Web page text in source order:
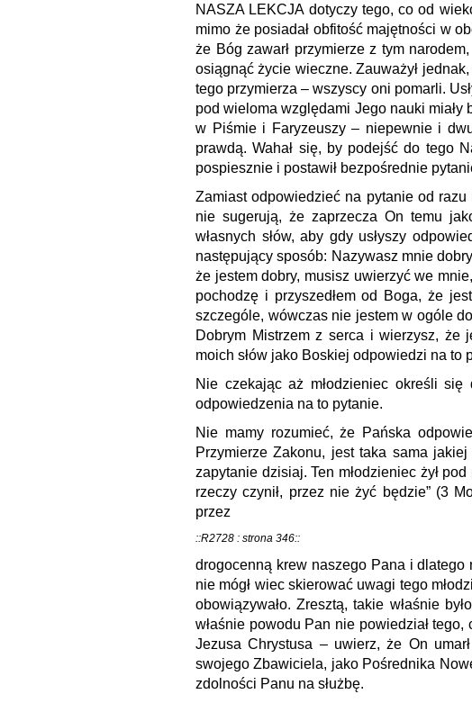
NASZA LEKCJA dotyczy tego, co od
mimo że posiadał obfitość majętności w
że Bóg zawarł przymierze z tym
osiągnąć życie wieczne. Zauważył
tego przymierza – wszyscy oni pomarli.
pod wieloma względami Jego nauki miały
w Piśmie i Faryzeuszy – niepewnie i
prawdą. Wahał się, by podejść do tego
pospiesznie i postawił bezpośrednie
Zamiast odpowiedzieć na pytanie od razu
nie sugerują, że zaprzecza On temu
własnych słów, aby gdy usłyszy
następujący sposób: Nazywasz mnie
że jestem dobry, musisz uwierzyć we
pochodzę i przyszedłem od Boga, że
szczególe, wówczas nie jestem w ogóle
Dobrym Mistrzem z serca i wierzysz, że
moich słów jako Boskiej odpowiedzi na to
Nie czekając aż młodzieniec określi
odpowiedzenia na to pytanie.
Nie mamy rozumieć, że Pańska
Przymierze Zakonu, jest taka sama
zapytanie dzisiaj. Ten młodzieniec żył
rzeczy czynił, przez nie żyć będzie” (3
przez
::R2728 : strona 346::
drogocenną krew naszego Pana i dlatego
nie mógł wiec skierować uwagi tego
obowiązywało. Zresztą, takie właśnie
właśnie powodu Pan nie powiedział
Jezusa Chrystusa – uwierz, że On
swojego Zbawiciela, jako Pośrednika
zdolności Panu na służbę.